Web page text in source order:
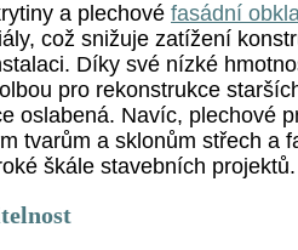
a plechové fasádní
což snižuje zatížení
Díky své nízké
pro rekonstrukce
oslabená. Navíc, plechové
tvarům a sklonům střech a
škále stavebních projektů.